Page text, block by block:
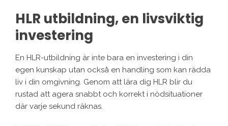
HLR utbildning, en livsviktig
investering
En HLR-utbildning är inte bara en investering i din
egen kunskap utan också en handling som kan rädda
liv i din omgivning. Genom att lära dig HLR blir du
rustad att agera snabbt och korrekt i nödsituationer
där varje sekund räknas.